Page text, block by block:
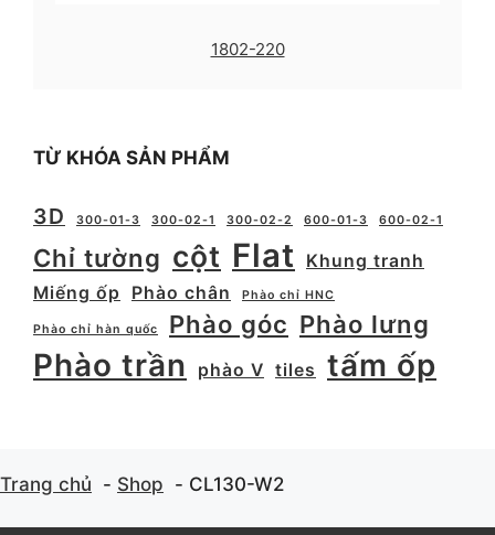
1802-220
TỪ KHÓA SẢN PHẨM
3D 300-01-3 300-02-1 300-02-2 600-01-3 600-02-1
Chỉ tường cột Flat
Khung tranh
Miếng ốp
Phào chân Phào chỉ HNC
Phào chỉ hàn quốc Phào góc Phào lưng
Phào trần phào V tiles tấm ốp
Trang chủ Shop CL130-W2